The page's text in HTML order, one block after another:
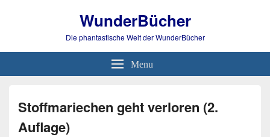
WunderBücher
Die phantastische Welt der WunderBücher
Menu
Stoffmariechen geht verloren (2.
Auflage)